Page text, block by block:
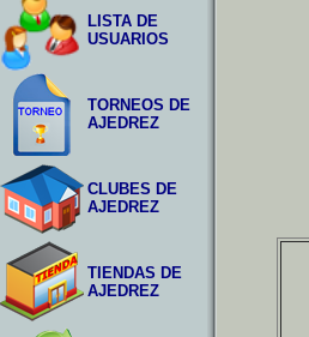
LISTA DE
USUARIOS
TORNEOS DE
AJEDREZ
CLUBES DE
AJEDREZ
TIENDAS DE
AJEDREZ